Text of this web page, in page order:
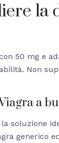
la
50 mg e
Non
a
soluzione
generico